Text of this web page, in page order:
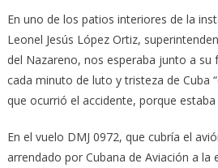
En uno de los patios interiores de la
Leonel Jesús López Ortiz,
del Nazareno, nos esperaba junto a su
cada minuto de luto y tristeza de Cuba
que ocurrió el accidente, porque estaba
En el vuelo DMJ 0972, que cubría el
arrendado por Cubana de Aviación a la